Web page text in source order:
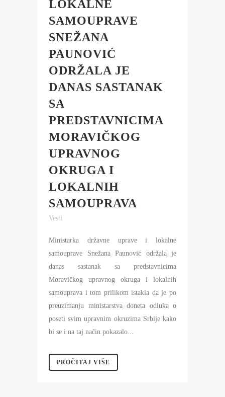
LOKALNE
SAMOUPRAVE
SNEŽANA
PAUNOVIĆ
ODRŽALA JE
DANAS SASTANAK
SA
PREDSTAVNICIMA
MORAVIČKOG
UPRAVNOG
OKRUGA I
LOKALNIH
SAMOUPRAVA
Vesti
Ministarka državne uprave i lokalne
samouprave Snežana Paunović održala je
danas sastanak sa predstavnicima
Moravičkog upravnog okruga i lokalnih
samouprava i tom prilikom istakla da je po
preuzimanju ministarstva doneta odluka o
poseti svim upravnim okruzima Srbije kako
bi se i na taj način pokazalo...
PROČITAJ VIŠE